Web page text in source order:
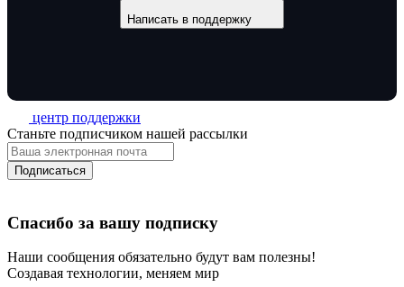
Написать в поддержку
центр поддержки
Станьте подписчиком нашей рассылки
Подписаться
Спасибо за вашу подписку
Наши сообщения обязательно будут вам полезны!
Создавая технологии, меняем мир